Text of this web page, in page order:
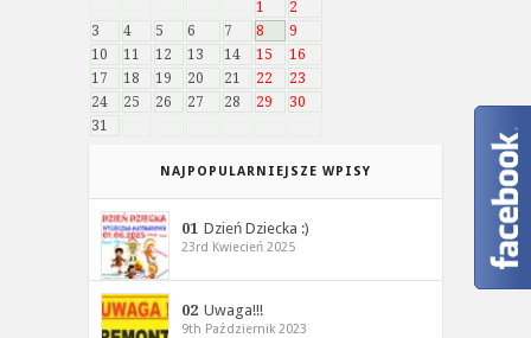
1
2
3
4 5 6 7 8
9
10
11 12 13 14 15
16
17
18 19 20 21 22
23
24
25 26 27 28 29
30
31
NAJPOPULARNIEJSZE WPISY
01 Dzień Dziecka :)
23rd Kwiecień 2025
02 Uwaga!!!
9th Październik 2023